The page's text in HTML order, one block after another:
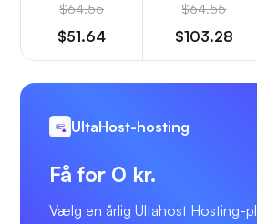
$64.55
$51.64
$64.55
$103.28
UltaHost-hosting
Få for 0 kr.
Vælg en årlig Ultahost Hosting-